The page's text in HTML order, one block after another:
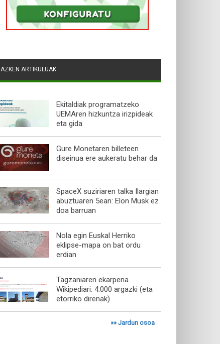
AZKEN ARTIKULUAK
Ekitaldiak programatzeko
UEMAren hizkuntza irizpideak
eta gida
Gure Monetaren billeteen
diseinua ere aukeratu behar da
SpaceX suziriaren talka Ilargian
abuztuaren 5ean: Elon Musk ez
doa barruan
Nola egin Euskal Herriko
eklipse-mapa on bat ordu
erdian
Tagzaniaren ekarpena
Wikipediari: 4.000 argazki (eta
etorriko direnak)
»»Jardun osoa